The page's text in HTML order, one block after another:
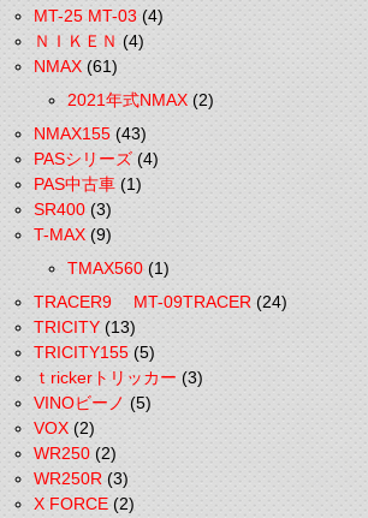
MT-25 MT-03(4)
ＮＩＫＥＮ(4)
NMAX(61)
2021年式NMAX(2)
NMAX155(43)
PASシリーズ(4)
PAS中古車(1)
SR400(3)
T-MAX(9)
TMAX560(1)
TRACER9 MT-09TRACER(24)
TRICITY(13)
TRICITY155(5)
ｔrickerトリッカー(3)
VINOビーノ(5)
VOX(2)
WR250(2)
WR250R(3)
X FORCE(2)